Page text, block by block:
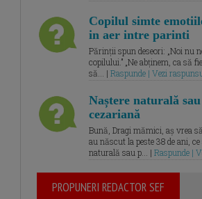
Copilul simte
in aer intre parinti
Părinții spun deseori: „Noi nu
copilului.” „Ne abținem, ca să
să... | Raspunde | Vezi
Naștere naturală
cezariană
Bună, Dragi mămici, aș vrea
au născut la peste 38 de ani,
naturală sau p... | Raspunde |
PROPUNERI REDACTOR SEF